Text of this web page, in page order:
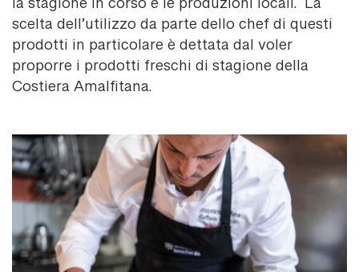
la stagione in corso e le produzioni locali. La
scelta dell’utilizzo da parte dello chef di questi
prodotti in particolare è dettata dal voler
proporre i prodotti freschi di stagione della
Costiera Amalfitana.